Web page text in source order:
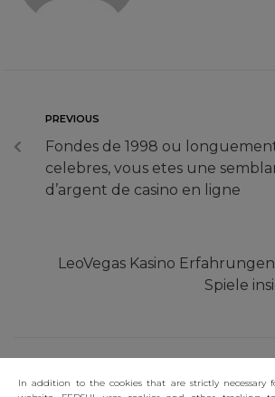
PREVIOUS
Fondes de 1998 ou
celebres, vous etes une
d’argent de casino en ligne
LeoVegas Kasino
Spiele
In addition to the cookies that are strictly necessary